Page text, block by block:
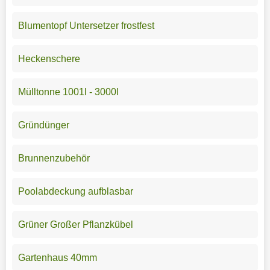
Blumentopf Untersetzer frostfest
Heckenschere
Mülltonne 1001l - 3000l
Gründünger
Brunnenzubehör
Poolabdeckung aufblasbar
Grüner Großer Pflanzkübel
Gartenhaus 40mm